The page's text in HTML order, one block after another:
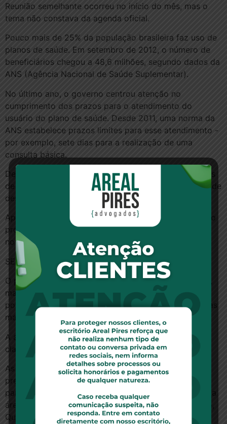
Reunião semelhante ocorreu no início do mês, mas o
tema não constava da agenda oficial.
Pouco mais de 25% da população brasileira faz uso de
planos de saúde. Em setembro de 2012, o número de
beneficiários chegou a 48,6 milhões, segundo dados da
ANS (Agência Nacional de Saúde Suplementar).
No último ano, o governo centrou atenção no
cumprimento dos prazos para o atendimento do
usuário do plano de saúde. Desde 2011, uma norma da
ANS estabelece prazos limites para esse atendimento -
por exemplo, sete dias para a realização de uma
consulta básica.
Desde então, foram feitas três rodadas de suspensões
de venda dos planos de saúde com os piores índices de
descumprimento dos prazos.
Apesar das sanções, muitas operadoras reincidiram no
problema, o que fez o Ministério da Saúde anunciar
novas sanções.
SEM DATA
O pacote ainda não tem data prevista de lançamento,
mas já é visto por integrantes do governo como uma
potencial marca do Executivo na saúde, uma das áreas
mais criticadas pela população.
A avaliação é que as medidas têm apelo tanto para a
classe média tradicional como para a emergente.
As negociações estão sendo tocadas pela própria
presidente da República. No encontro de ontem,
participaram cinco ministros de Estado, integrantes da
área econômica, além de representantes do Bradesco,
Qualicorp e Amil.